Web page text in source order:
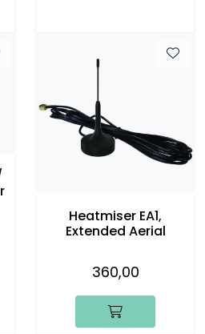
Heatmiser EA1,
Extended Aerial
360,00